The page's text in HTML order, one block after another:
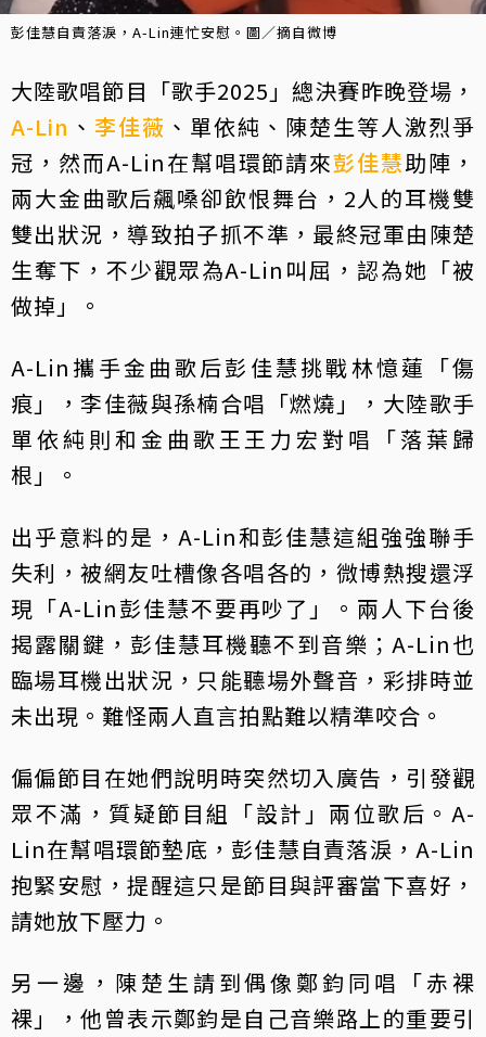
彭佳慧自責落淚，A-Lin連忙安慰。圖／摘自微博
大陸歌唱節目「歌手2025」總決賽昨晚登場，
A-Lin 、 李佳薇 、單依純、陳楚生等人激烈爭
冠，然而A-Lin在幫唱環節請來彭佳慧助陣，
兩大金曲歌后飆嗓卻飲恨舞台，2人的耳機雙
雙出狀況，導致拍子抓不準，最終冠軍由陳楚
生奪下，不少觀眾為A-Lin叫屈，認為她「被
做掉」。
A-Lin攜手金曲歌后彭佳慧挑戰林憶蓮「傷
痕」，李佳薇與孫楠合唱「燃燒」，大陸歌手
單依純則和金曲歌王王力宏對唱「落葉歸
根」。
出乎意料的是，A-Lin和彭佳慧這組強強聯手
失利，被網友吐槽像各唱各的，微博熱搜還浮
現「A-Lin彭佳慧不要再吵了」。兩人下台後
揭露關鍵，彭佳慧耳機聽不到音樂；A-Lin也
臨場耳機出狀況，只能聽場外聲音，彩排時並
未出現。難怪兩人直言拍點難以精準咬合。
偏偏節目在她們說明時突然切入廣告，引發觀
眾不滿，質疑節目組「設計」兩位歌后。A-
Lin在幫唱環節墊底，彭佳慧自責落淚，A-Lin
抱緊安慰，提醒這只是節目與評審當下喜好，
請她放下壓力。
另一邊，陳楚生請到偶像鄭鈞同唱「赤裸
裸」，他曾表示鄭鈞是自己音樂路上的重要引